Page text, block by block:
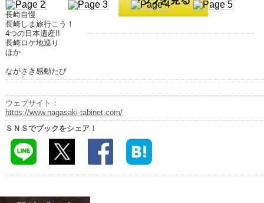
ジャンル
長崎自慢
長崎しま旅行こう！
4つの日本遺産!!
長崎ロケ地巡り
ほか
ながさき感動たび
ウェブサイト：
https://www.nagasaki-tabinet.com/
ＳＮＳでブックをシェア！
復興応援企画
はじめてご利用される方へ
コンテンツ
広報誌ナビ
長崎と天草地方の潜伏キリシタン
関連遺産
大学・専門学校ナビ
小・中学校ナビ